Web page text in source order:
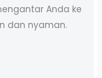
Anda ke
dan nyaman.